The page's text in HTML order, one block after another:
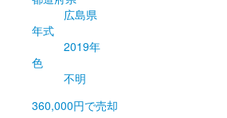
広島県
年式
2019年
色
不明
360,000円で売却